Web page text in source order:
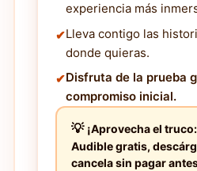
experiencia más
Lleva contigo las
donde quieras.
Disfruta de la prueba
compromiso inicial.
¡Aprovecha el
Audible gratis,
cancela sin pagar